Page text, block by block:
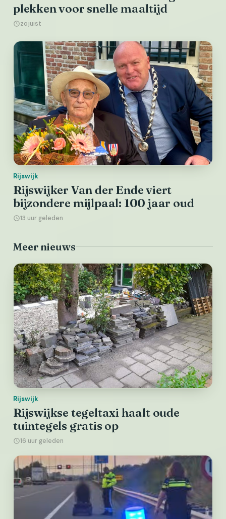
plekken voor snelle maaltijd
zojuist
Rijswijk
Rijswijker Van der Ende viert
bijzondere mijlpaal: 100 jaar oud
13 uur geleden
Meer nieuws
Rijswijk
Rijswijkse tegeltaxi haalt oude
tuintegels gratis op
16 uur geleden